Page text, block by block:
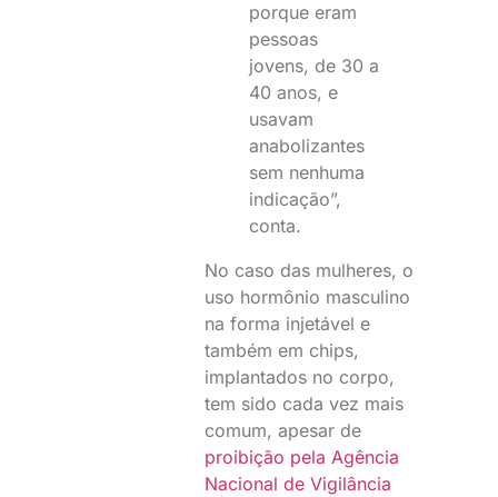
porque eram
pessoas
jovens, de 30 a
40 anos, e
usavam
anabolizantes
sem nenhuma
indicação”,
conta.
No caso das mulheres, o
uso hormônio masculino
na forma injetável e
também em chips,
implantados no corpo,
tem sido cada vez mais
comum, apesar de
proibição pela Agência
Nacional de Vigilância